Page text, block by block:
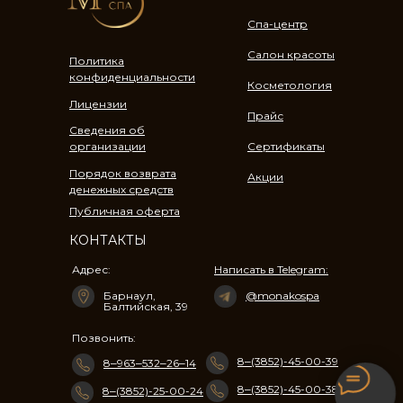
8‒(3852)-25-00-24
8‒(3852)-45-00-39
8‒(3852)-45-00-38
Позвонить:
8‒963‒532‒26‒14
Написать в Telegram:
@monakospa
Адрес:
Барнаул, ​
Балтийская, 39​
Политика
конфиденциальности
Публичная оферта
Лицензии
Сведения об
организации
Порядок возврата
денежных средств
Косметология
Спа-центр
Салон красоты
Сертификаты
Акции
Прайс
КОНТАКТЫ